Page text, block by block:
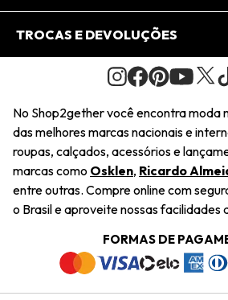
Journal
Saiu na Mídia
Sustentabilidade
Navegando
Termos e Condições
Trabalhe Conosco
Regulamento e Promoções
Minha Conta
Pedido de Presente
Wishlist
TROCAS E DEVOLUÇÕES
Condições Gerais
Troca Fácil
Restituição de Pagamento
Dúvidas Frequentes
Termos e Condições
Política de Privacidade
No Shop2gether você encontra moda
das melhores marcas nacionais e
roupas, calçados, acessórios e
marcas como Osklen, Ricardo
entre outras. Compre online com
o Brasil e aproveite nossas facilidades
FORMAS DE